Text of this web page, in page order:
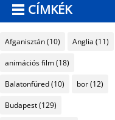
CÍMKÉK
Afganisztán(10) Anglia (11)
animációs film(18)
Balatonfüred(10) bor(12)
Budapest(129)